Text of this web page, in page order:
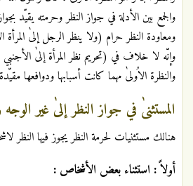
والجمع بين الأدلة في جواز النظر وحرمته يقيّد
ومعاودة النظر حرام (ولا ينظر الرجل إلىٰ
وإنّه لا خلاف في (تحريم نظر المرأة إلىٰ
والنظرة الاُولىٰ مهما كانت أسبابها ودوافعها
المستثنىٰ في جواز النظر إلىٰ غير
هنالك مستثنيات لحرمة النظر يجوز فيها النظر
أولاً : استثناء بعض الأشخاص :